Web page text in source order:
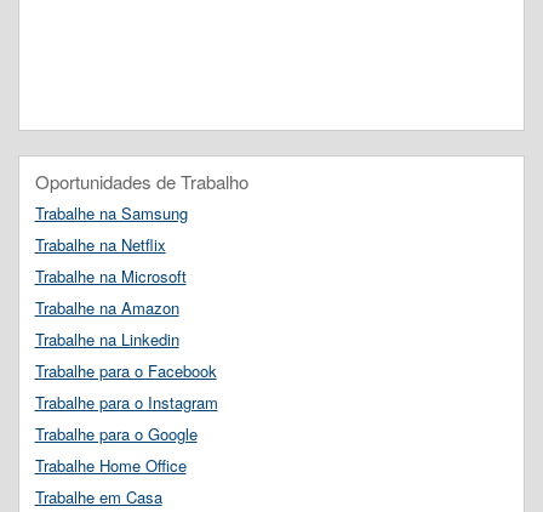
Oportunidades de Trabalho
Trabalhe na Samsung
Trabalhe na Netflix
Trabalhe na Microsoft
Trabalhe na Amazon
Trabalhe na Linkedin
Trabalhe para o Facebook
Trabalhe para o Instagram
Trabalhe para o Google
Trabalhe Home Office
Trabalhe em Casa